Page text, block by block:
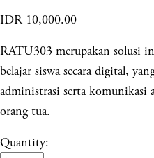
IDR 10,000.00
RATU303 merupakan solusi
belajar siswa secara digital,
administrasi serta komunikasi
orang tua.
Quantity: